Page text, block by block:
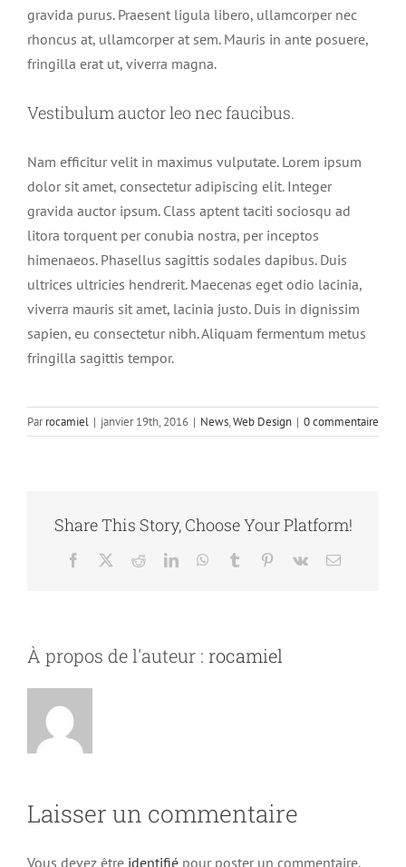
gravida purus. Praesent ligula libero, ullamcorper nec
rhoncus at, ullamcorper at sem. Mauris in ante posuere,
fringilla erat ut, viverra magna.
Vestibulum auctor leo nec faucibus.
Nam efficitur velit in maximus vulputate. Lorem ipsum
dolor sit amet, consectetur adipiscing elit. Integer
gravida auctor ipsum. Class aptent taciti sociosqu ad
litora torquent per conubia nostra, per inceptos
himenaeos. Phasellus sagittis sodales dapibus. Duis
ultrices ultricies hendrerit. Maecenas eget odio lacinia,
viverra mauris sit amet, lacinia justo. Duis in dignissim
sapien, eu consectetur nibh. Aliquam fermentum metus
fringilla sagittis tempor.
Parrocamiel | janvier 19th, 2016 | News,Web Design | 0 commentaire
Share This Story, Choose Your Platform!
Facebook RedditLinkedInWhatsApp
Tumblr Pinterest
Vk Email
À propos de l'auteur : rocamiel
Laisser un commentaire
Vous devez être identifié pour poster un commentaire.